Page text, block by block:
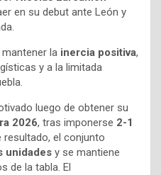
en su debut ante León y
la inercia positiva,
y a la limitada
luego de obtener su
2026, tras imponerse 2-1
resultado, el conjunto
unidades y se mantiene
de la tabla. El